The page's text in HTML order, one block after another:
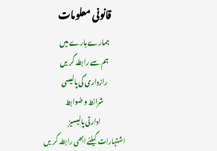
قانونی معلومات
ہمارے بارے میں
ہم سے رابطہ کریں
رازداری کی پالیسی
شرائط و ضوابط
ادارتی پالیسیز
اشتہارات کیلئے ابھی رابطہ کریں